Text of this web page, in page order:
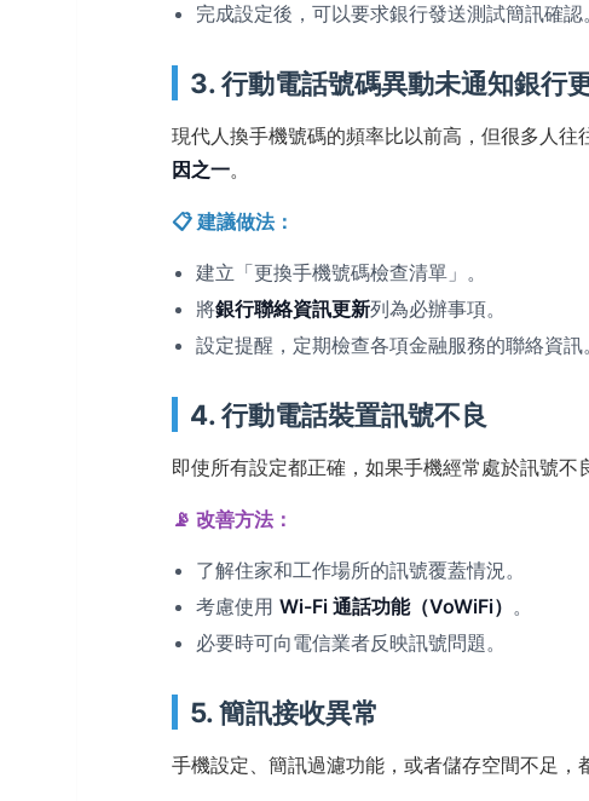
完成設定後，可以要求銀行發送測試簡訊確認。
3. 行動電話號碼異動未通知銀行
現代人換手機號碼的頻率比以前高，但很多人
因之一。
📋 建議做法：
建立「更換手機號碼檢查清單」。
將銀行聯絡資訊更新列為必辦事項。
設定提醒，定期檢查各項金融服務的聯絡資訊。
4. 行動電話裝置訊號不良
即使所有設定都正確，如果手機經常處於訊號不
📡 改善方法：
了解住家和工作場所的訊號覆蓋情況。
考慮使用 Wi-Fi 通話功能（VoWiFi） 。
必要時可向電信業者反映訊號問題。
5. 簡訊接收異常
手機設定、簡訊過濾功能，或者儲存空間不足，